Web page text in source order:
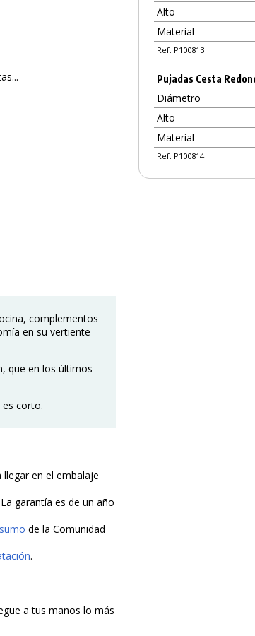
PRODUCTO AÑADIDO AL CARRITO
complementos
en su vertiente
que en los últimos
es corto.
en el embalaje
garantía es de un año
de la Comunidad
.
a tus manos lo más
Alto
Material
Ref. P100813
Pujadas Cesta
Diámetro
Alto
Material
Ref. P100814